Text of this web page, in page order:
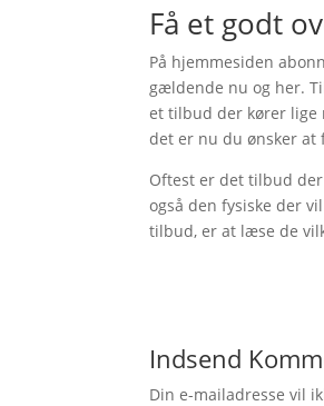
Få et godt
På hjemmesiden
gældende nu og her.
et tilbud der kører lige
det er nu du ønsker at
Oftest er det tilbud
også den fysiske der
tilbud, er at læse de
Indsend
Din e-mailadresse vil